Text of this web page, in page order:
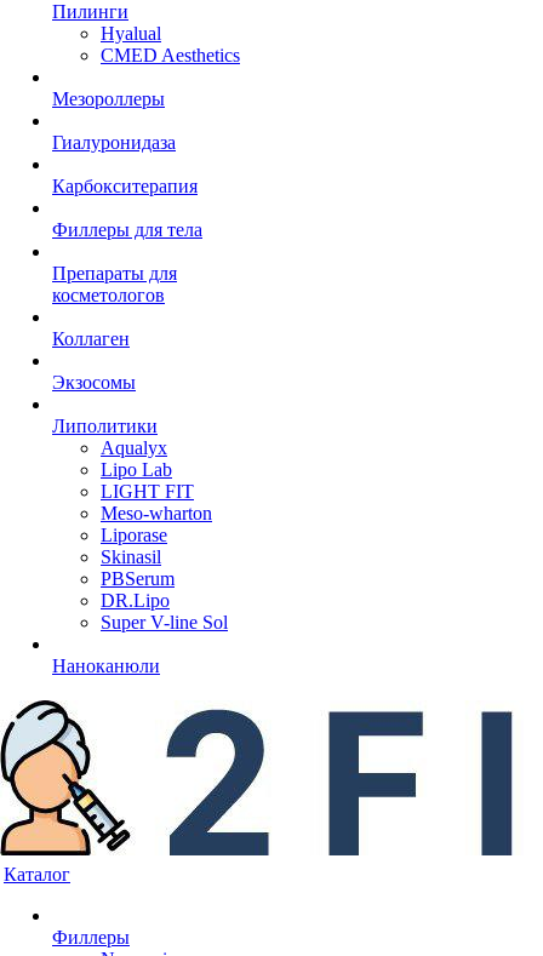
Пилинги
Hyalual
CMED Aesthetics
Мезороллеры
Гиалуронидаза
Карбокситерапия
Филлеры для тела
Препараты для
косметологов
Коллаген
Экзосомы
Липолитики
Aqualyx
Lipo Lab
LIGHT FIT
Meso-wharton
Liporase
Skinasil
PBSerum
DR.Lipo
Super V-line Sol
Наноканюли
Каталог
Филлеры